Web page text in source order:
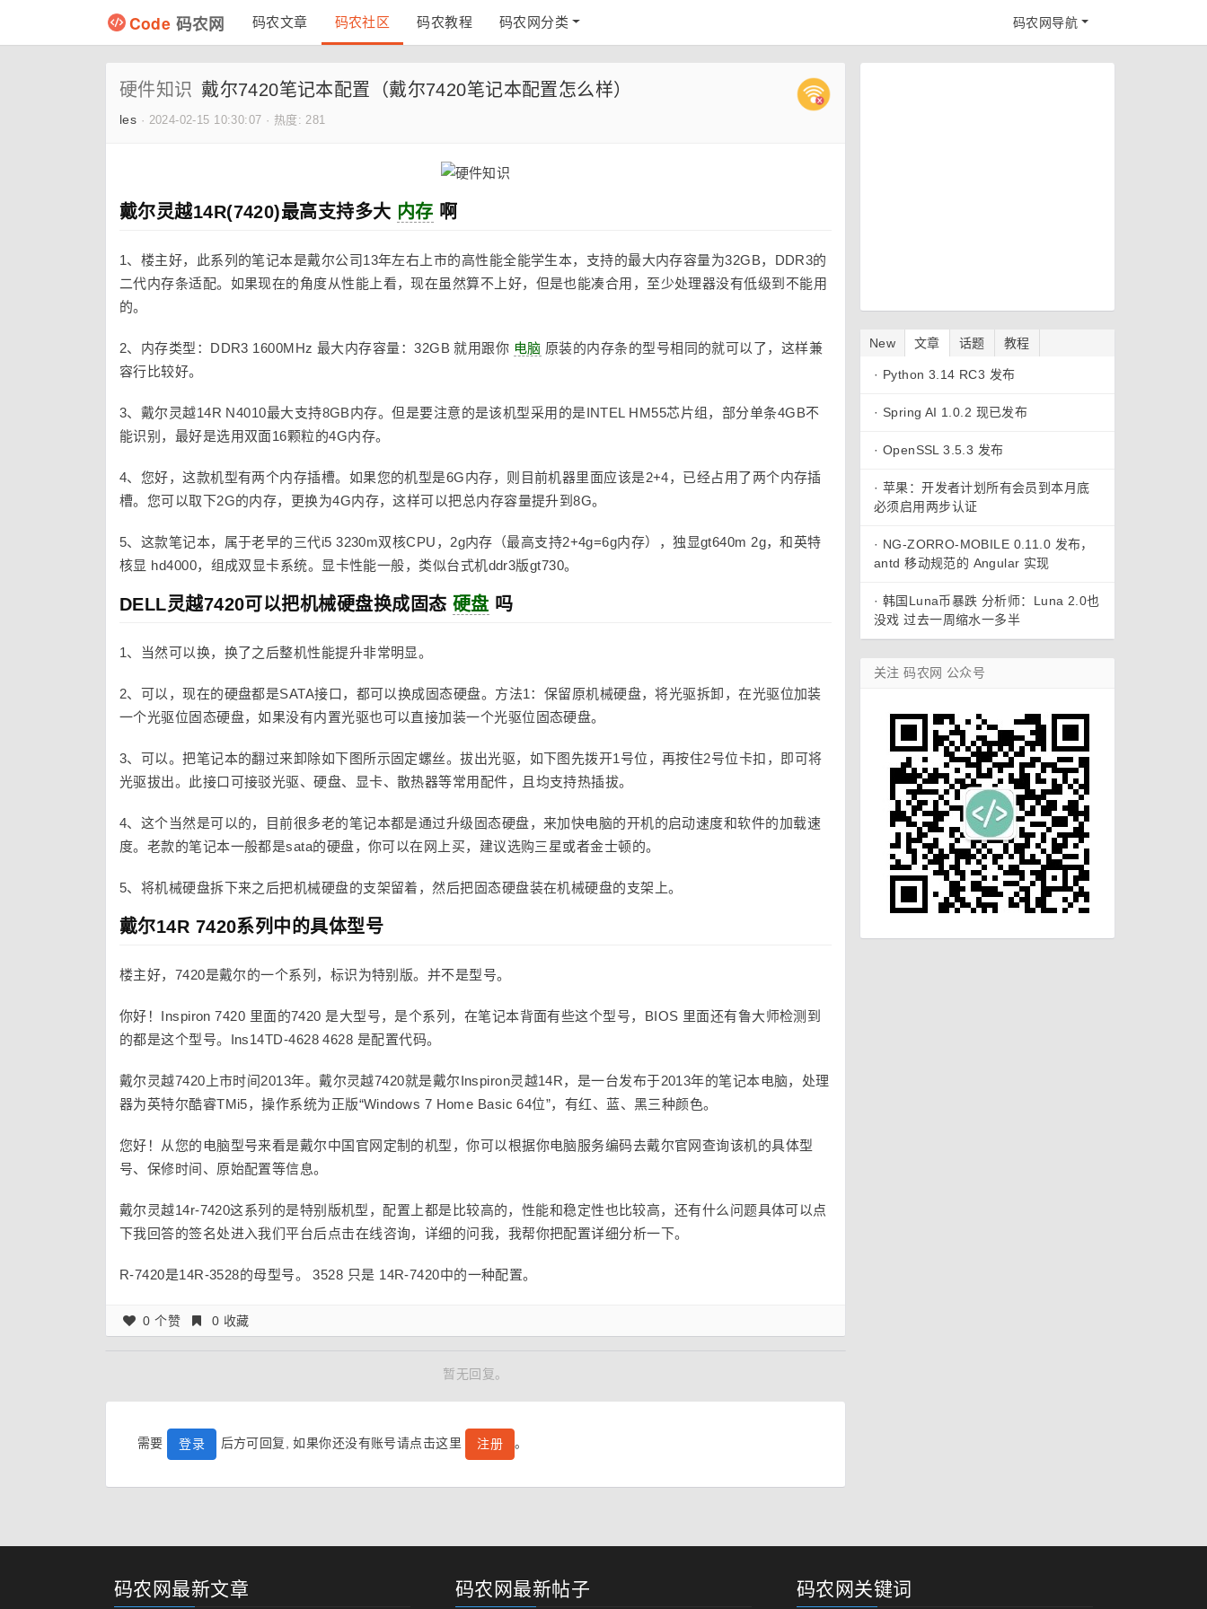
Code 码农网 码农文章 码农社区 码农教程 码农网分类 码农网导航
硬件知识 戴尔7420笔记本配置（戴尔7420笔记本配置怎么样）
les · 2024-02-15 10:30:07 · 热度: 281
戴尔灵越14R(7420)最高支持多大 内存 啊
1、楼主好，此系列的笔记本是戴尔公司13年左右上市的高性能全能学生本，支持的最大内存容量为32GB，DDR3的
二代内存条适配。如果现在的角度从性能上看，现在虽然算不上好，但是也能凑合用，至少处理器没有低级到不能用
的。
2、内存类型：DDR3 1600MHz 最大内存容量：32GB 就用跟你 电脑 原装的内存条的型号相同的就可以了，这样兼
容行比较好。
3、戴尔灵越14R N4010最大支持8GB内存。但是要注意的是该机型采用的是INTEL HM55芯片组，部分单条4GB不
能识别，最好是选用双面16颗粒的4G内存。
4、您好，这款机型有两个内存插槽。如果您的机型是6G内存，则目前机器里面应该是2+4，已经占用了两个内存插
槽。您可以取下2G的内存，更换为4G内存，这样可以把总内存容量提升到8G。
5、这款笔记本，属于老早的三代i5 3230m双核CPU，2g内存（最高支持2+4g=6g内存），独显gt640m 2g，和英特
核显 hd4000，组成双显卡系统。显卡性能一般，类似台式机ddr3版gt730。
DELL灵越7420可以把机械硬盘换成固态 硬盘 吗
1、当然可以换，换了之后整机性能提升非常明显。
2、可以，现在的硬盘都是SATA接口，都可以换成固态硬盘。方法1：保留原机械硬盘，将光驱拆卸，在光驱位加装
一个光驱位固态硬盘，如果没有内置光驱也可以直接加装一个光驱位固态硬盘。
3、可以。把笔记本的翻过来卸除如下图所示固定螺丝。拔出光驱，如下图先拨开1号位，再按住2号位卡扣，即可将
光驱拔出。此接口可接驳光驱、硬盘、显卡、散热器等常用配件，且均支持热插拔。
4、这个当然是可以的，目前很多老的笔记本都是通过升级固态硬盘，来加快电脑的开机的启动速度和软件的加载速
度。老款的笔记本一般都是sata的硬盘，你可以在网上买，建议选购三星或者金士顿的。
5、将机械硬盘拆下来之后把机械硬盘的支架留着，然后把固态硬盘装在机械硬盘的支架上。
戴尔14R 7420系列中的具体型号
楼主好，7420是戴尔的一个系列，标识为特别版。并不是型号。
你好！Inspiron 7420 里面的7420 是大型号，是个系列，在笔记本背面有些这个型号，BIOS 里面还有鲁大师检测到
的都是这个型号。Ins14TD-4628 4628 是配置代码。
戴尔灵越7420上市时间2013年。戴尔灵越7420就是戴尔Inspiron灵越14R，是一台发布于2013年的笔记本电脑，处理
器为英特尔酷睿TMi5，操作系统为正版“Windows 7 Home Basic 64位”，有红、蓝、黑三种颜色。
您好！从您的电脑型号来看是戴尔中国官网定制的机型，你可以根据你电脑服务编码去戴尔官网查询该机的具体型
号、保修时间、原始配置等信息。
戴尔灵越14r-7420这系列的是特别版机型，配置上都是比较高的，性能和稳定性也比较高，还有什么问题具体可以点
下我回答的签名处进入我们平台后点击在线咨询，详细的问我，我帮你把配置详细分析一下。
R-7420是14R-3528的母型号。 3528 只是 14R-7420中的一种配置。
0 个赞 0 收藏
暂无回复。
需要 登录 后方可回复, 如果你还没有账号请点击这里 注册 。
New 文章 话题 教程
· Python 3.14 RC3 发布
· Spring AI 1.0.2 现已发布
· OpenSSL 3.5.3 发布
· 苹果：开发者计划所有会员到本月底
必须启用两步认证
· NG-ZORRO-MOBILE 0.11.0 发布，
antd 移动规范的 Angular 实现
· 韩国Luna币暴跌 分析师：Luna 2.0也
没戏 过去一周缩水一多半
关注 码农网 公众号
码农网最新文章 码农网最新帖子 码农网关键词